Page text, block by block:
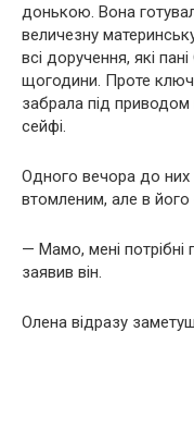
донькою. Вона
величезну
всі доручення, які
щогодини. Проте ключ
забрала під приводом
сейфі.
Одного вечора до них
втомленим, але в його
— Мамо, мені потрібні
заявив він.
Олена відразу